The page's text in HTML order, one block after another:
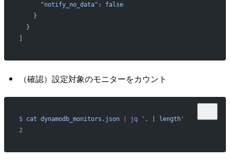
      "notify_no_data": false
    }
  }
]
（確認）設定対象のモニターをカウント
$ cat dynamodb_monitors.json | jq '. | length'
2